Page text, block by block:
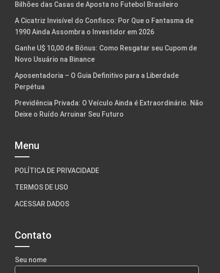
Bilhões das Casas de Aposta no Futebol Brasileiro
A Cicatriz Invisível do Confisco: Por Que o Fantasma de
1990 Ainda Assombra o Investidor em 2026
Ganhe U$ 10,00 de Bônus: Como Resgatar seu Cupom de
Novo Usuário na Binance
Aposentadoria – O Guia Definitivo para a Liberdade
Perpétua
Previdência Privada: O Veículo Ainda é Extraordinário. Não
Deixe o Ruído Arruinar Seu Futuro
Menu
POLÍTICA DE PRIVACIDADE
TERMOS DE USO
ACESSAR DADOS
Contato
Seu nome